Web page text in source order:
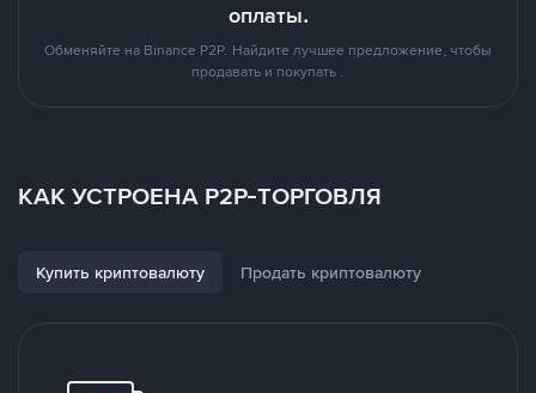
оплаты.
Обменяйте на Binance P2P. Найдите лучшее предложение, чтобы
продавать и покупать .
КАК УСТРОЕНА P2P-ТОРГОВЛЯ
Купить криптовалюту Продать криптовалюту